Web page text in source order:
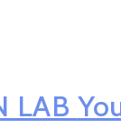
LAB